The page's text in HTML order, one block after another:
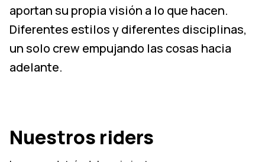
aportan su propia visión a lo que hacen.
Diferentes estilos y diferentes disciplinas,
un solo crew empujando las cosas hacia
adelante.
Nuestros riders